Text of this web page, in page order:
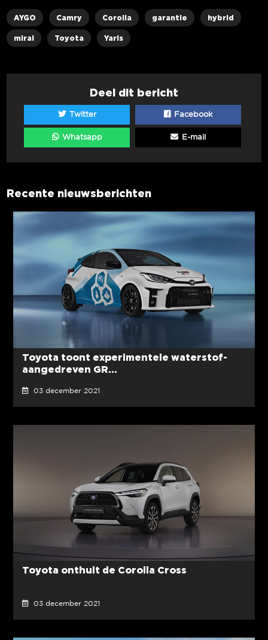
AYGO Camry Corolla garantie hybrid
mirai Toyota Yaris
Deel dit bericht
Twitter Facebook
Whatsapp E-mail
Recente nieuwsberichten
Toyota toont experimentele waterstof-
aangedreven GR...
03 december 2021
Toyota onthult de Corolla Cross
03 december 2021